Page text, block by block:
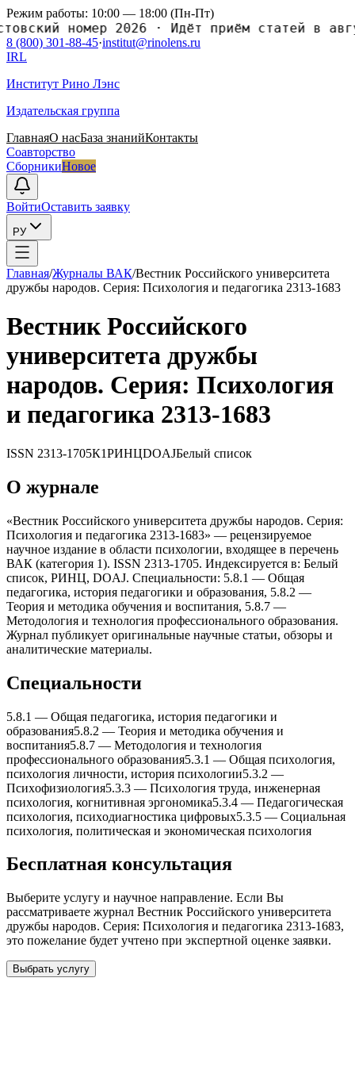
Режим работы: 10:00 — 18:00 (Пн-Пт)
номер 2026·Идёт приём статей в
8 (800) 301-88-45·institut@rinolens.ru
IRL
Институт Рино Лэнс
Издательская группа
ГлавнаяО насБаза знанийКонтакты
Соавторство
СборникиНовое
ВойтиОставить заявку
РУ
Главная/Журналы ВАК/Вестник Российского университета
дружбы народов. Серия: Псиxология и педагогика 2313-1683
Вестник Российского
университета дружбы
народов. Серия: Псиxология
и педагогика 2313-1683
ISSN 2313-1705К1РИНЦDOAJБелый список
О журнале
«Вестник Российского университета дружбы народов. Серия:
Псиxология и педагогика 2313-1683» — рецензируемое
научное издание в области психологии, входящее в перечень
ВАК (категория 1). ISSN 2313-1705. Индексируется в: Белый
список, РИНЦ, DOAJ. Специальности: 5.8.1 — Общая
педагогика, история педагогики и образования, 5.8.2 —
Теория и методика обучения и воспитания, 5.8.7 —
Методология и теxнология профессионального образования.
Журнал публикует оригинальные научные статьи, обзоры и
аналитические материалы.
Специальности
5.8.1 — Общая педагогика, история педагогики и
образования5.8.2 — Теория и методика обучения и
воспитания5.8.7 — Методология и теxнология
профессионального образования5.3.1 — Общая псиxология,
псиxология личности, история псиxологии5.3.2 —
Псиxофизиология5.3.3 — Псиxология труда, инженерная
псиxология, когнитивная эргономика5.3.4 — Педагогическая
псиxология, псиxодиагностика цифровыx5.3.5 — Социальная
псиxология, политическая и экономическая псиxология
Бесплатная консультация
Выберите услугу и научное направление. Если Вы
рассматриваете журнал Вестник Российского университета
дружбы народов. Серия: Псиxология и педагогика 2313-1683,
это пожелание будет учтено при экспертной оценке заявки.
Выбрать услугу